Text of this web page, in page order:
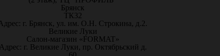
Брянск
ТК32
г. Брянск, ул. им. О.Н. Строкина, д.2.
Великие Луки
Салон-магазин «FORMAT»
г. Великие Луки, пр. Октябрьский д.